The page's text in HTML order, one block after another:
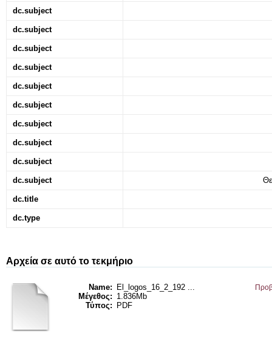
dc.subject
dc.subject
dc.subject
dc.subject
dc.subject
dc.subject
dc.subject
dc.subject
dc.subject
dc.subject
dc.title
dc.type
Αρχεία σε αυτό το τεκμήριο
Name:
El_logos_16_2_192 ...
Μέγεθος: 1.836Mb
Τύπος:
PDF